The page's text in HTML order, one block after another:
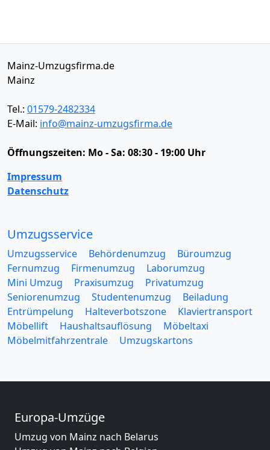
Mainz-Umzugsfirma.de
Mainz
Tel.: 01579-2482334
E-Mail: info@mainz-umzugsfirma.de
Öffnungszeiten: Mo - Sa: 08:30 - 19:00 Uhr
Impressum
Datenschutz
Umzugsservice
Umzugsservice Behördenumzug
Büroumzug
Fernumzug
Firmenumzug
Laborumzug
Mini Umzug
Praxisumzug
Privatumzug
Seniorenumzug
Studentenumzug
Beiladung
Entrümpelung
Halteverbotszone
Klaviertransport
Möbellift
Haushaltsauflösung
Möbeltaxi
Möbelmitfahrzentrale
Umzugskartons
Europa-Umzüge
Umzug von Mainz nach Belarus